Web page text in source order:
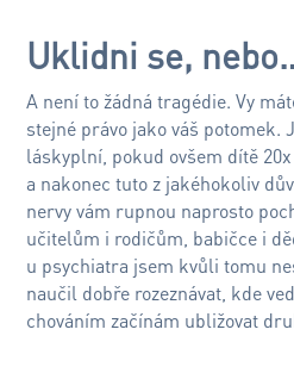
Uklidni se,
A není to žádná tragédie. Vy
stejné právo jako váš potomek.
láskyplní, pokud ovšem dítě
a nakonec tuto z jakéhokoliv
nervy vám rupnou naprosto
učitelům i rodičům, babičce i
u psychiatra jsem kvůli tomu
naučil dobře rozeznávat, kde
chováním začínám ubližovat